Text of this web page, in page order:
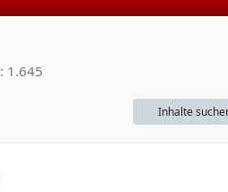
1.645
Inhalte